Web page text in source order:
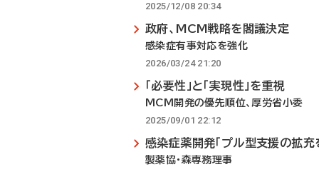
2025/12/08 20:34
政府、MCM戦略を閣議決定
感染症有事対応を強化
2026/03/24 21:20
「必要性」と「実現性」を重視
MCM開発の優先順位、厚労省小委
2025/09/01 22:12
感染症薬開発「プル型支援の拡充
製薬協・森専務理事